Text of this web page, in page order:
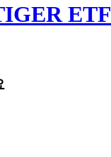
ETF